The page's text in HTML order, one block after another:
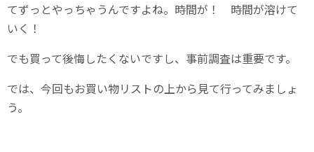
てずっとやっちゃうんですよね。時間が！ 時間が溶けて
いく！
でも買って後悔したくないですし、事前調査は重要です。
では、今回もお買い物リストの上から見て行ってみましょ
う。